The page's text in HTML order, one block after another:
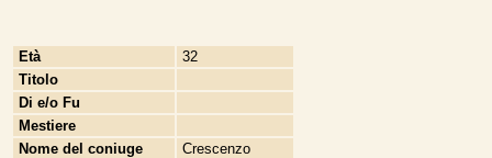
Età
32
Titolo
Di e/o Fu
Mestiere
Nome del coniuge
Crescenzo